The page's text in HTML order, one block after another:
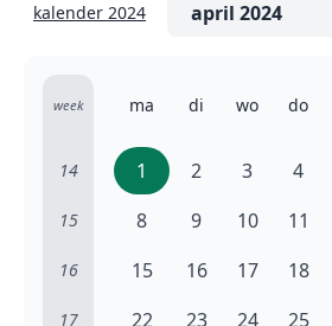
kalender 2024
week ma di wo do
14 1 2 3 4
15 8 9 10 11
16 15 16 17 18
17 22 23 24 25